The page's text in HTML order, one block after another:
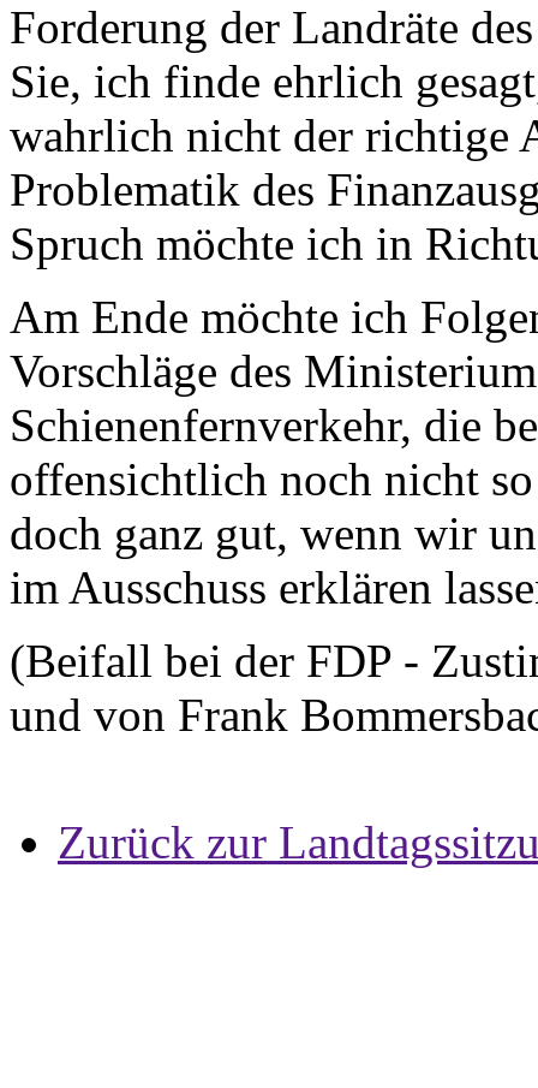
Forderung der Landräte
Sie, ich finde ehrlich
wahrlich nicht der richtige
Problematik des
Spruch möchte ich in
Am Ende möchte ich
Vorschläge des
Schienenfernverkehr, die
offensichtlich noch nicht so
doch ganz gut, wenn wir
im Ausschuss erklären
(Beifall bei der FDP -
und von Frank
Zurück zur